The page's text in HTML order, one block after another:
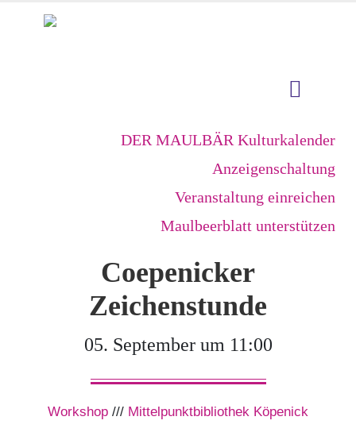
DER MAULBÄR Kulturkalender
Anzeigenschaltung
Veranstaltung einreichen
Maulbeerblatt unterstützen
Coepenicker
Zeichenstunde
05. September um 11:00
Workshop /// Mittelpunktbibliothek Köpenick